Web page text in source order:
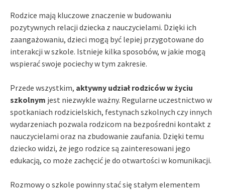
Rodzice mają kluczowe znaczenie w budowaniu
pozytywnych relacji dziecka z nauczycielami. Dzięki ich
zaangażowaniu, dzieci mogą być lepiej przygotowane do
interakcji w szkole. Istnieje kilka sposobów, w jakie mogą
wspierać swoje pociechy w tym zakresie.
Przede wszystkim, aktywny udział rodziców w życiu
szkolnym jest niezwykle ważny. Regularne uczestnictwo w
spotkaniach rodzicielskich, festynach szkolnych czy innych
wydarzeniach pozwala rodzicom na bezpośredni kontakt z
nauczycielami oraz na zbudowanie zaufania. Dzięki temu
dziecko widzi, że jego rodzice są zainteresowani jego
edukacją, co może zachęcić je do otwartości w komunikacji.
Rozmowy o szkole powinny stać się stałym elementem